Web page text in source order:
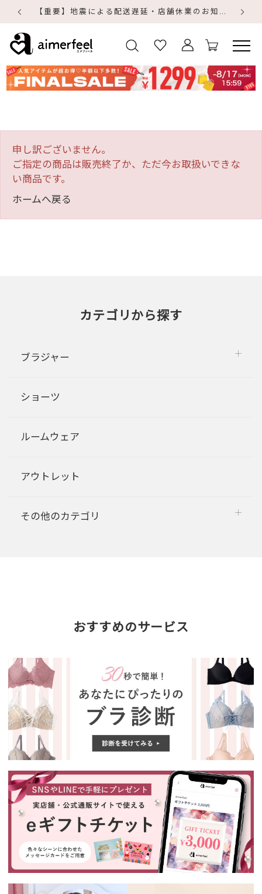
【重要】地震による配送遅延・店舗休業のお知らせ
申し訳ございません。
ご指定の商品は販売終了か、ただ今お取扱いできな
い商品です。
ホームへ戻る
カテゴリから探す
ブラジャー
ショーツ
ルームウェア
アウトレット
その他のカテゴリ
おすすめのサービス